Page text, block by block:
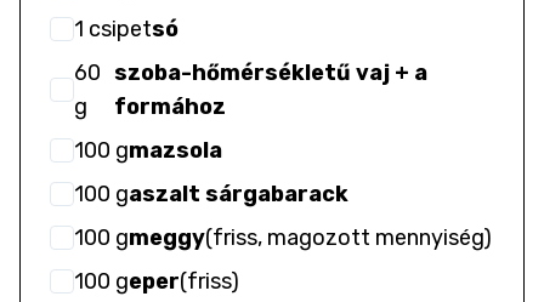
1 csipetsó
60
g
szoba-hőmérsékletű vaj + a
formához
100 gmazsola
100 gaszalt sárgabarack
100 gmeggy(friss, magozott mennyiség)
100 geper(friss)